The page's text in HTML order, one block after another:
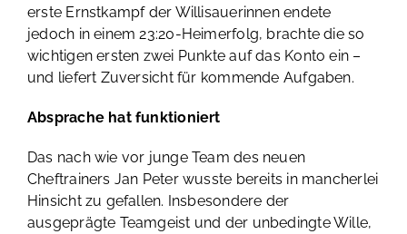
erste Ernstkampf der Willisauerinnen endete
jedoch in einem 23:20-Heimerfolg, brachte die so
wichtigen ersten zwei Punkte auf das Konto ein –
und liefert Zuversicht für kommende Aufgaben.
Absprache hat funktioniert
Das nach wie vor junge Team des neuen
Cheftrainers Jan Peter wusste bereits in mancherlei
Hinsicht zu gefallen. Insbesondere der
ausgeprägte Teamgeist und der unbedingte Wille,